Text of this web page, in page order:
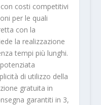
costi competitivi
per le quali
con la
la realizzazione
tempi più lunghi.
di utilizzo della
gratuita in
garantiti in 3,